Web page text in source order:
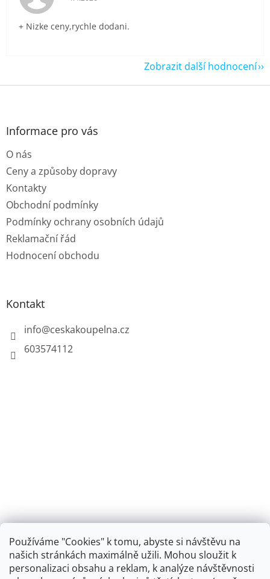
Používáme "Cookies" k tomu, abyste si návštěvu na
našich stránkách maximálně užili. Mohou sloužit k
personalizaci obsahu a reklam, k analýze návštěvnosti
+ Nizke ceny,rychle dodani.
Zobrazit další hodnocení
Z
Informace pro vás
O nás
Ceny a způsoby dopravy
Kontakty
Obchodní podmínky
Podmínky ochrany osobních údajů
Reklamační řád
Hodnocení obchodu
Kontakt
info@ceskakoupelna.cz
603574112